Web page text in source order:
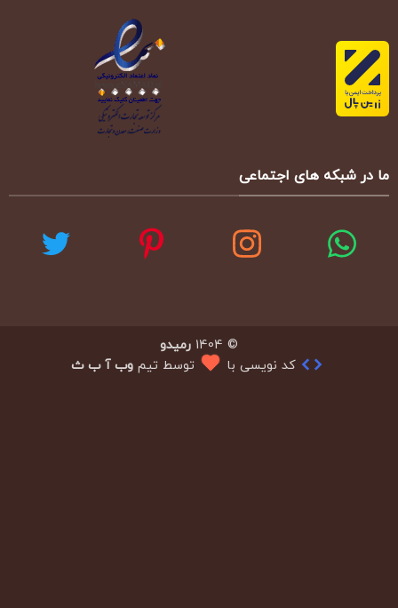
ما در شبکه های اجتماعی
© 1404
رمیدو
کد نویسی با
توسط تیم وب آ ب ث